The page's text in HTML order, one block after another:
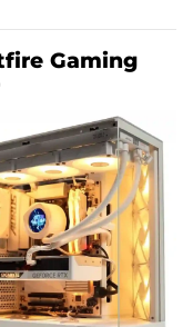
Gaming